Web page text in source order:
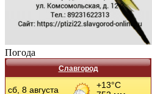
Погода
Славгород